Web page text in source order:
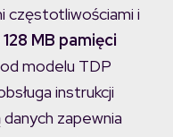
częstotliwościami i
128 MB pamięci
modelu TDP
instrukcji
zapewnia